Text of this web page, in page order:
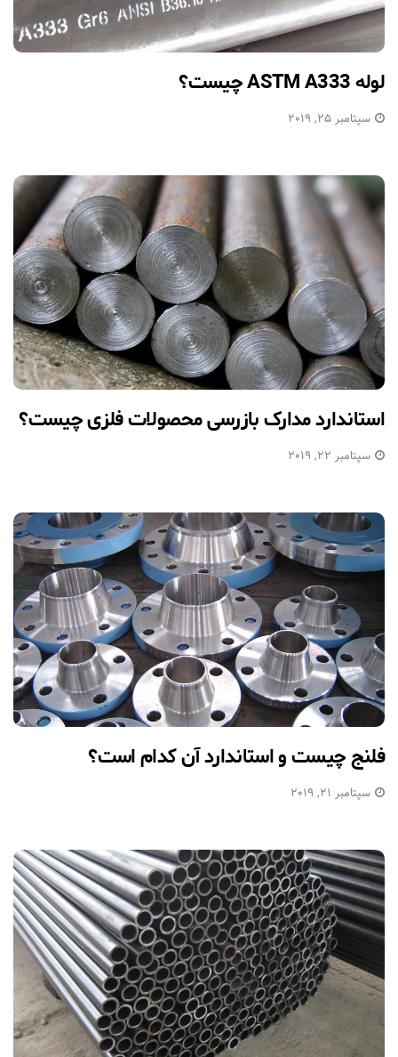
لوله ASTM A333 چیست؟
سپتامبر 25, 2019
استاندارد مدارک بازرسی محصولات فلزی چیست؟
سپتامبر 22, 2019
فلنج چیست و استاندارد آن کدام است؟
سپتامبر 21, 2019